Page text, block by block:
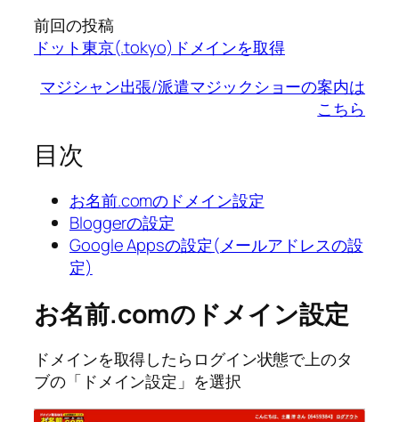
前回の投稿
ドット東京(.tokyo)ドメインを取得
マジシャン出張/派遣マジックショーの案内は
こちら
目次
お名前.comのドメイン設定
Bloggerの設定
Google Appsの設定(メールアドレスの設
定)
お名前.comのドメイン設定
ドメインを取得したらログイン状態で上のタ
ブの「ドメイン設定」を選択